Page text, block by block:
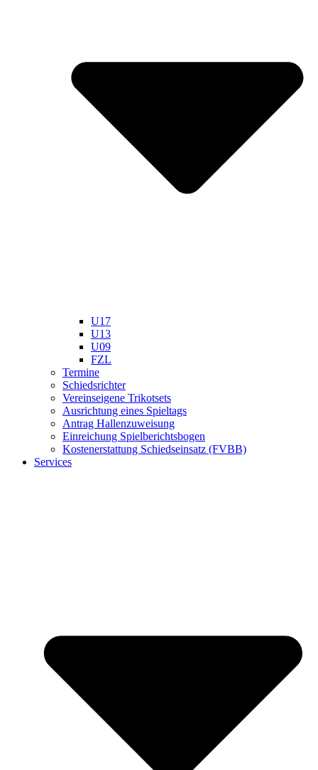
U17
U13
U09
FZL
Termine
Schiedsrichter
Vereinseigene Trikotsets
Ausrichtung eines Spieltags
Antrag Hallenzuweisung
Einreichung Spielberichtsbogen
Kostenerstattung Schiedseinsatz (FVBB)
Services